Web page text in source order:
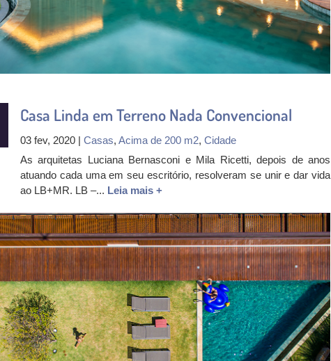
Casa Linda em Terreno Nada Convencional
03 fev, 2020 | Casas, Acima de 200 m2, Cidade
As arquitetas Luciana Bernasconi e Mila Ricetti, depois de anos
atuando cada uma em seu escritório, resolveram se unir e dar vida
ao LB+MR. LB –... Leia mais +